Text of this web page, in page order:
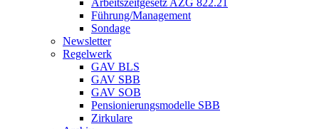
Arbeitszeitgesetz AZG 822.21
Führung/Management
Sondage
Newsletter
Regelwerk
GAV BLS
GAV SBB
GAV SOB
Pensionierungsmodelle SBB
Zirkulare